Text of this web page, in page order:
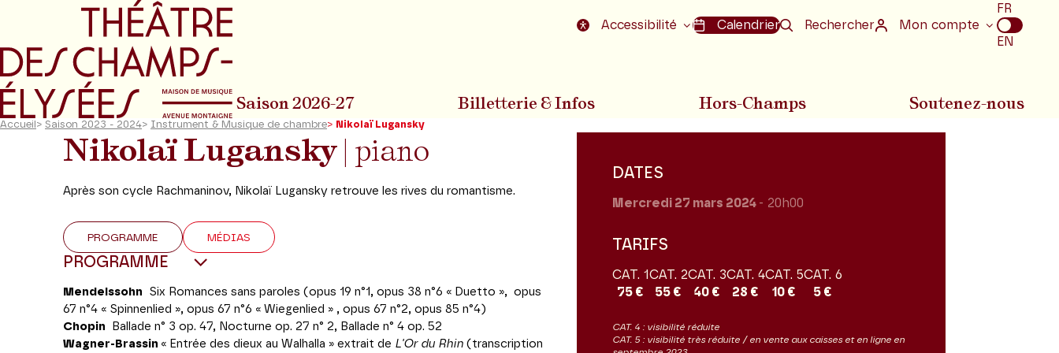
Aller au menu principal Aller au pied de la page Accessibilité Calendrier Rechercher Mon compte
Choix
de
la
FR
EN
Saison 2026-27 Billetterie & Infos Hors-Champs Soutenez-nous
Accueil > Saison 2023 - 2024> Instrument & Musique de chambre> Nikolaï Lugansky
Nikolaï Lugansky| piano
Après son cycle Rachmaninov, Nikolaï Lugansky retrouve les rives du romantisme.
PROGRAMME MÉDIAS
PROGRAMME
Mendelssohn Six Romances sans paroles (opus 19 n°1, opus 38 n°6 « Duetto », opus
67 n°4 « Spinnenlied », opus 67 n°6 « Wiegenlied » , opus 67 n°2, opus 85 n°4)
Chopin Ballade n° 3 op. 47, Nocturne op. 27 n° 2, Ballade n° 4 op. 52
Wagner-Brassin « Entrée des dieux au Walhalla » extrait de L'Or du Rhin (transcription
DATES
Mercredi 27 mars 2024 - 20h00
TARIFS
CAT. 1
75 €
CAT. 2
55 €
CAT. 3
40 €
CAT. 4
28 €
CAT. 5
10 €
CAT. 6
5 €
CAT. 4 : visibilité réduite
CAT. 5 : visibilité très réduite / en vente aux caisses et en ligne en